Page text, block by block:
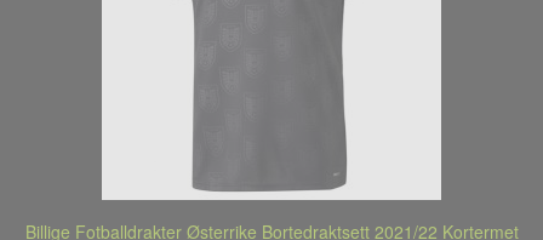
Billige Fotballdrakter Østerrike Bortedraktsett 2021/22 Kortermet